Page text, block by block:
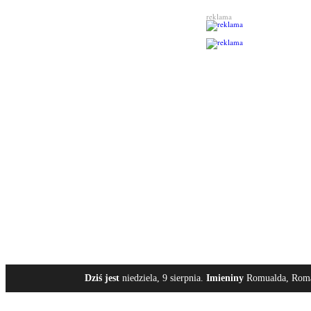
reklama
Dziś jest niedziela, 9 sierpnia. Imieniny Romualda,